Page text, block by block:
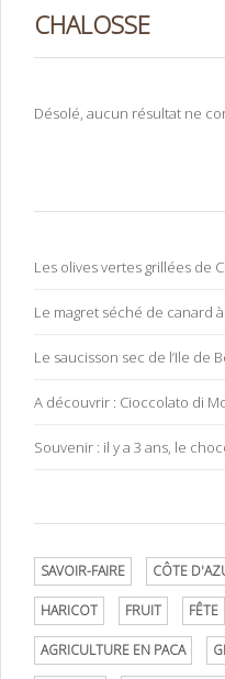
CHALOSSE
Désolé, aucun résultat ne
Les olives vertes grillées de
Le magret séché de canard
Le saucisson sec de l’Ile de
A découvrir : Cioccolato di
Souvenir : il y a 3 ans, le
SAVOIR-FAIRE CÔTE
HARICOT FRUIT FÊTE
AGRICULTURE EN PACA